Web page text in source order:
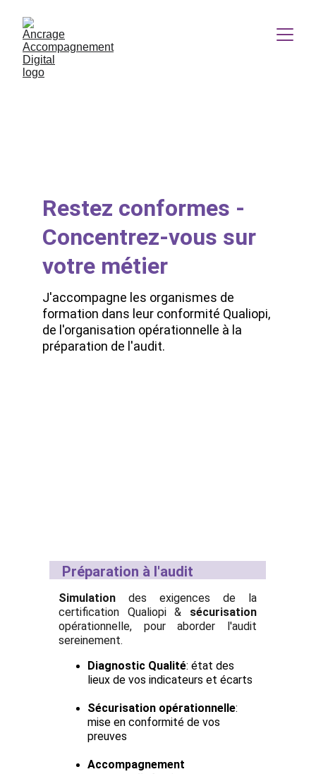
Restez conformes -
Concentrez-vous sur
votre métier
Préparation à l'audit
Simulation des exigences de la
certification Qualiopi & sécurisation
opérationnelle, pour aborder l'audit
sereinement.
Diagnostic Qualité: état des
lieux de vos indicateurs et écarts
Sécurisation opérationnelle:
mise en conformité de vos
preuves
Accompagnement
J'accompagne les organismes de
formation dans leur conformité Qualiopi,
de l'organisation opérationnelle à la
préparation de l'audit.